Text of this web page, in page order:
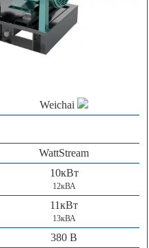
Weichai
WattStream
10кВт
12кВА
11кВт
13кВА
380 В